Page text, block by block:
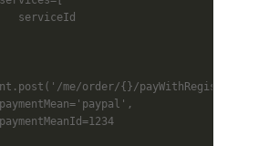
serviceId
me/order/{}/